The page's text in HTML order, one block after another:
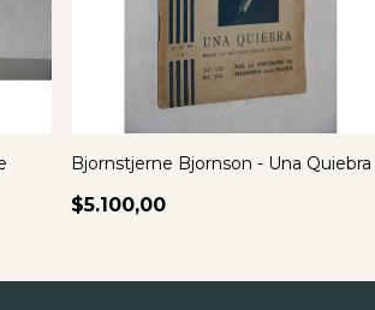
Bjornstjerne Bjornson - Una Quiebra
$5.100,00